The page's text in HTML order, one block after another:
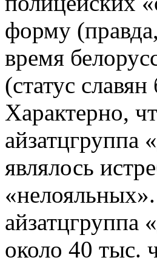
форму
время
(статус
Характерно,
айзатцгруппа
являлось
около 40 тыс.